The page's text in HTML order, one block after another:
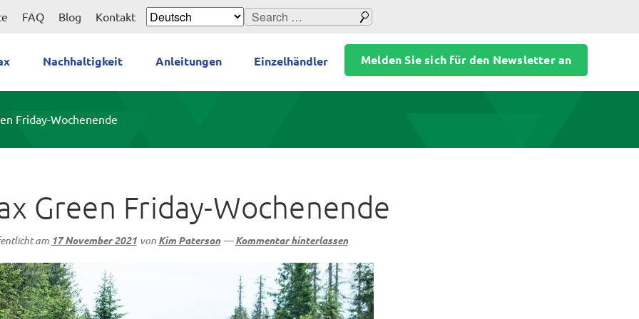
FAQ Blog Kontakt
Search
Nachhaltigkeit Anleitungen Einzelhändler Melden Sie sich für den Newsletter an
Friday-Wochenende
am 17 November 2021 von Kim Paterson —Kommentar hinterlassen
Green Friday-Wochenende